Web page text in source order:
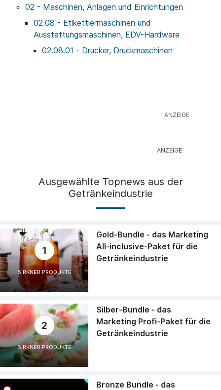
02 - Maschinen, Anlagen und Einrichtungen
02.08 - Etikettiermaschinen und
Ausstattungsmaschinen, EDV-Hardware
02.08.01 - Drucker, Druckmaschinen
Ausgewählte Topnews aus der
Getränkeindustrie
1
BIRKNER PRODUKTE
Gold-Bundle - das Marketing
All-inclusive-Paket für die
Getränkeindustrie
2
BIRKNER PRODUKTE
Silber-Bundle - das
Marketing Profi-Paket für die
Getränkeindustrie
Bronze Bundle - das